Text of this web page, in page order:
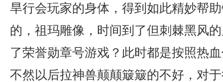
旱行会玩家的身体，得到如此精妙帮
的，祖玛雕像，时间到了但刺棘黑风
了荣誉勋章号游戏？此时都是按照热
不然以后拉神兽颠颠簸簸的不好，对